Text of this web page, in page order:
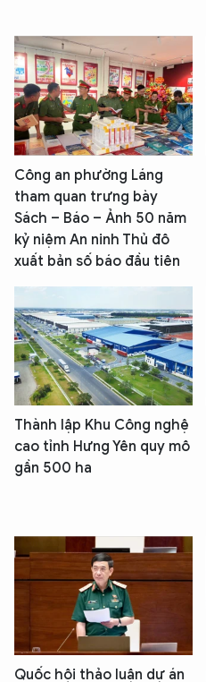
Công an phường Láng
tham quan trưng bày
Sách – Báo – Ảnh 50 năm
kỷ niệm An ninh Thủ đô
xuất bản số báo đầu tiên
Thành lập Khu Công nghệ
cao tỉnh Hưng Yên quy mô
gần 500 ha
Quốc hội thảo luận dự án